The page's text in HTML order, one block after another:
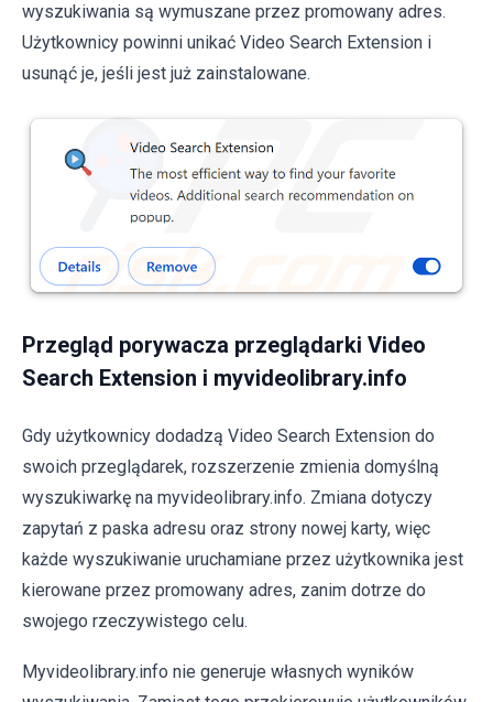
wyszukiwania są wymuszane przez promowany adres.
Użytkownicy powinni unikać Video Search Extension i
usunąć je, jeśli jest już zainstalowane.
Przegląd porywacza przeglądarki Video
Search Extension i myvideolibrary.info
Gdy użytkownicy dodadzą Video Search Extension do
swoich przeglądarek, rozszerzenie zmienia domyślną
wyszukiwarkę na myvideolibrary.info. Zmiana dotyczy
zapytań z paska adresu oraz strony nowej karty, więc
każde wyszukiwanie uruchamiane przez użytkownika jest
kierowane przez promowany adres, zanim dotrze do
swojego rzeczywistego celu.
Myvideolibrary.info nie generuje własnych wyników